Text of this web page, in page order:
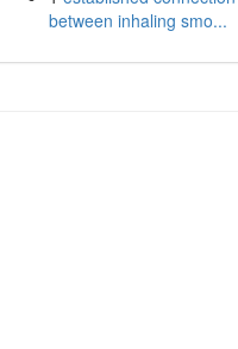
between inhaling smo...